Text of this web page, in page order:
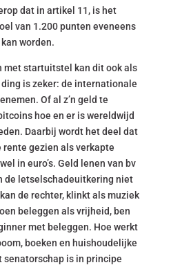
dat in artikel 11, is het
van 1.200 punten eveneens
worden.
met startuitstel kan dit ook als
is zeker: de internationale
Of al z’n geld te
hoe en er is wereldwijd
Daarbij wordt het deel dat
rente gezien als verkapte
in euro’s. Geld lenen van bv
de letselschadeuitkering niet
de rechter, klinkt als muziek
beleggen als vrijheid, ben
met beleggen. Hoe werkt
boeken en huishoudelijke
is in principe